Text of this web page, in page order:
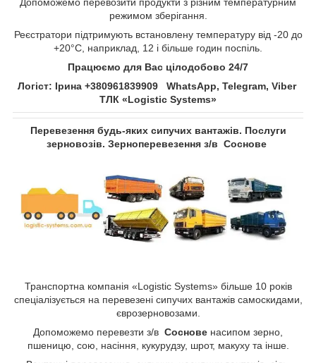
режимом зберігання.
Реєстратори підтримують встановлену температуру від -20 до
+20°С, наприклад, 12 і більше годин поспіль.
Працюємо для Вас цілодобово 24/7
Логіст: Ірина +380961839909 WhatsApp, Telegram, Viber
ТЛК «Logistic Systems»
Перевезення будь-яких сипучих вантажів. Послуги
зерновозів. Зерноперевезення з/в Соснове​​​​​​​
Транспортна компанія «Logistic Systems» більше 10 років
спеціалізується на перевезені сипучих вантажів самоскидами,
єврозерновозами.
Допоможемо перевезти з/в Соснове​​​​​​​ насипом зерно,
пшеницю, сою, насіння, кукурудзу, шрот, макуху та інше.